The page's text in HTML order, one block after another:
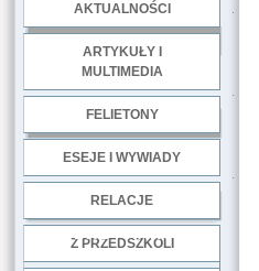
AKTUALNOŚCI
ARTYKUŁY I
MULTIMEDIA
FELIETONY
ESEJE I WYWIADY
RELACJE
Z PRZEDSZKOLI